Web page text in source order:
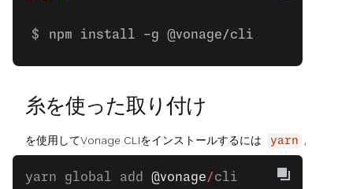
npm install -g @vonage/cli
糸を使った取り付け
を使用してVonage CLIをインストールするには yarn ,
yarn global add @vonage/cli